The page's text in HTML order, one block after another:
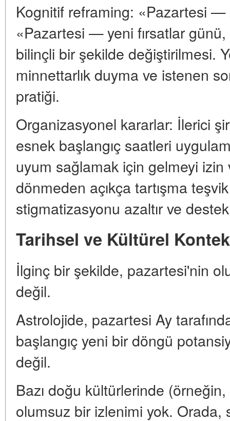
Kognitif reframing: «Pazartesi
«Pazartesi — yeni fırsatlar
bilinçli bir şekilde değiştirilmesi.
minnettarlık duyma ve istenen
pratiği.
Organizasyonel kararlar: İlerici
esnek başlangıç saatleri
uyum sağlamak için gelmeyi izin
dönmeden açıkça tartışma
stigmatizasyonu azaltır ve destek
Tarihsel ve Kültürel
İlginç bir şekilde, pazartesi'nin
değil.
Astrolojide, pazartesi Ay
başlangıç yeni bir döngü
değil.
Bazı doğu kültürlerinde
olumsuz bir izlenimi yok. Orada,